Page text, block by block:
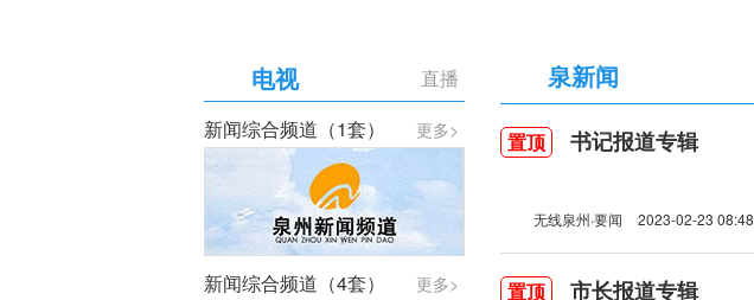
直播
电视
更多>
新闻综合频道（1套）
更多>
新闻综合频道（4套）
泉新闻
置顶 书记报道专辑
无线泉州·要闻 2023-02-23 08:48
置顶 市长报道专辑